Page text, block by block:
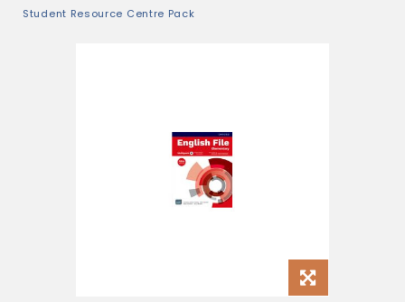
Student Resource Centre Pack